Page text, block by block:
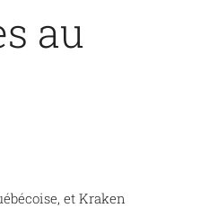
au
et Kraken